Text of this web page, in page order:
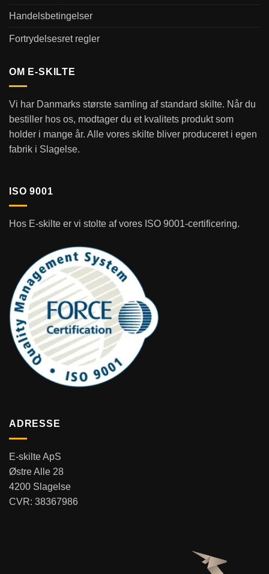
Handelsbetingelser
Fortrydelsesret regler
OM E-SKILTE
Vi har Danmarks største samling af standard skilte. Når du
bestiller hos os, modtager du et kvalitets produkt som
holder i mange år. Alle vores skilte bliver produceret i egen
fabrik i Slagelse.
ISO 9001
Hos E-skilte er vi stolte af vores ISO 9001-certificering.
ADRESSE
E-skilte ApS
Østre Alle 28
4200 Slagelse
CVR: 38367986